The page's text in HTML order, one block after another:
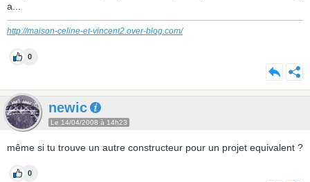
a...
http://maison-celine-et-vincent2.over-blog.com/
0
newic
Le 14/04/2008 à 14h23
même si tu trouve un autre constructeur pour un projet equivalent ?
0